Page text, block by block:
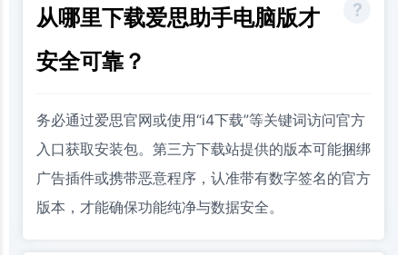
从哪里下载爱思助手电脑版才
安全可靠？
务必通过爱思官网或使用“i4下载”等关键词访问官方
入口获取安装包。第三方下载站提供的版本可能捆绑
广告插件或携带恶意程序，认准带有数字签名的官方
版本，才能确保功能纯净与数据安全。